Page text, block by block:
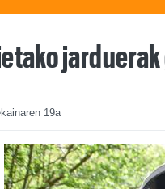
19a